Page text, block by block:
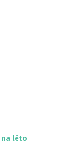
na léto